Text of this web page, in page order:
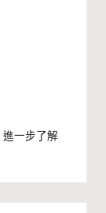
進一步了解